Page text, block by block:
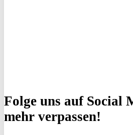
Folge uns auf Social
mehr verpassen!